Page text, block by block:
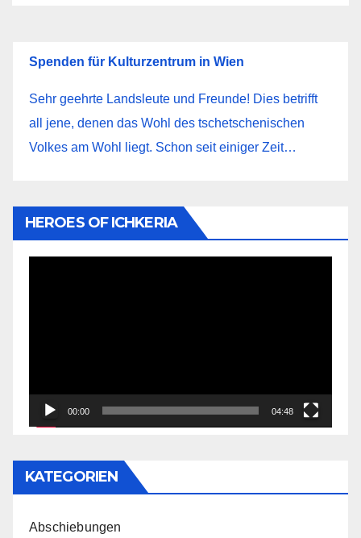
Spenden für Kulturzentrum in Wien
Sehr geehrte Landsleute und Freunde! Dies betrifft
all jene, denen das Wohl des tschetschenischen
Volkes am Wohl liegt. Schon seit einiger Zeit…
HEROES OF ICHKERIA
00:00 04:48
KATEGORIEN
Abschiebungen